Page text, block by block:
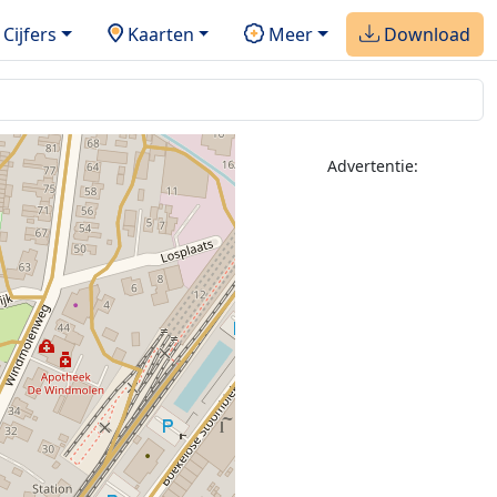
Cijfers Kaarten Meer Download
Advertentie: